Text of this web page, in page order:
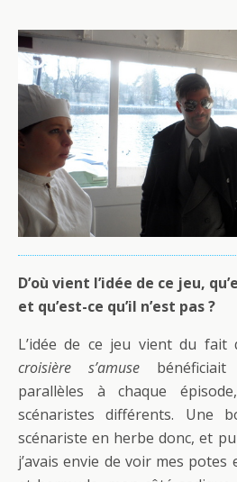
D’où vient l’idée de ce jeu,
et qu’est-ce qu’il n’est pas ?
L’idée de ce jeu vient du fait
croisière s’amusebénéficiait
parallèles à chaque
scénaristes différents. Une
scénariste en herbe donc, et
j’avais envie de voir mes potes